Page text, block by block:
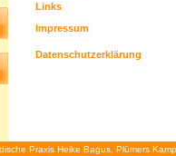
Links
Impressum
Datenschutzerklärung
Praxis Heike Bagus, Plümers